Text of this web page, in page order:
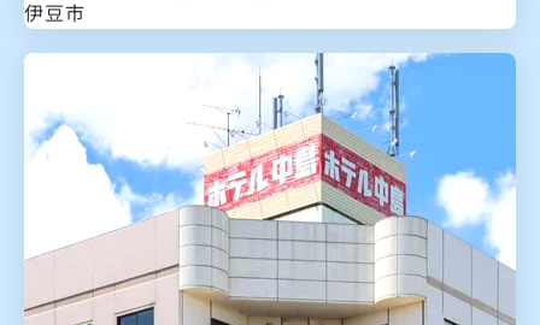
伊豆市